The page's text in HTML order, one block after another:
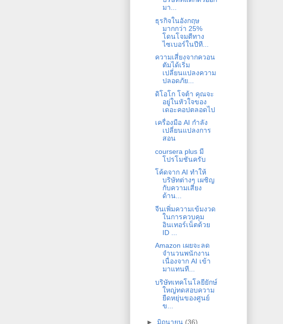
มา...
ธุรกิจในอังกฤษ
มากกว่า 25%
โดนโจมตีทาง
ไซเบอร์ในปีที...
ความเสี่ยงจากควอน
ตัมได้เริ่ม
เปลี่ยนแปลงความ
ปลอดภัย...
ดิโอโก โจต้า คุณจะ
อยู่ในหัวใจของ
เดอะคอปตลอดไป
เครื่องมือ AI กำลัง
เปลี่ยนแปลงการ
สอน
coursera plus มี
โปรโมชันครับ
โค้ดจาก AI ทำให้
บริษัทต่างๆ เผชิญ
กับความเสี่ยง
ด้าน...
จีนเพิ่มความเข้มงวด
ในการควบคุม
อินเทอร์เน็ตด้วย
ID ...
Amazon เผยจะลด
จำนวนพนักงาน
เนื่องจาก AI เข้า
มาแทนที...
บริษัทเทคโนโลยียักษ์
ใหญ่ทดสอบความ
ยืดหยุ่นของศูนย์
ข...
► มิถุนายน (36)